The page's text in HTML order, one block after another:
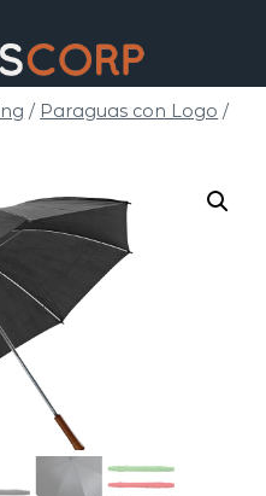
/ Paraguas con Logo /